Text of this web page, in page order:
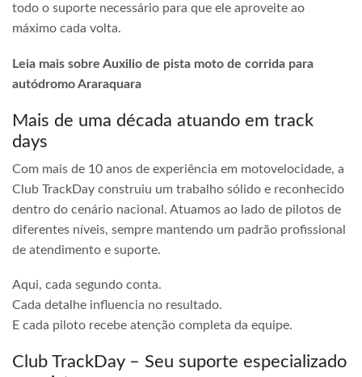
todo o suporte necessário para que ele aproveite ao
máximo cada volta.
Leia mais sobre Auxilio de pista moto de corrida para
autódromo Araraquara
Mais de uma década atuando em track
days
Com mais de 10 anos de experiência em motovelocidade, a
Club TrackDay construiu um trabalho sólido e reconhecido
dentro do cenário nacional. Atuamos ao lado de pilotos de
diferentes níveis, sempre mantendo um padrão profissional
de atendimento e suporte.
Aqui, cada segundo conta.
Cada detalhe influencia no resultado.
E cada piloto recebe atenção completa da equipe.
Club TrackDay – Seu suporte especializado